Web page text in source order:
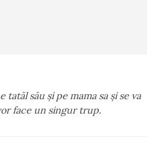
tatăl său şi pe mama sa şi se va
face un singur trup.